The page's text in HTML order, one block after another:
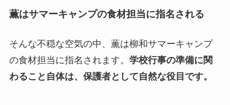
薫はサマーキャンプの食材担当に指名される
そんな不穏な空気の中、薫は柳和サマーキャンプ
の食材担当に指名されます。 学校行事の準備に関
わること自体は、保護者として自然な役目です。